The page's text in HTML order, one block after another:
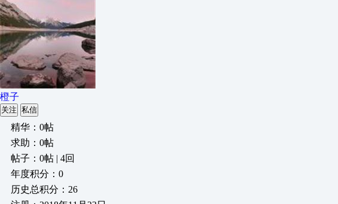
橙子
关注 私信
精华：0帖
求助：0帖
帖子：0帖 | 4回
年度积分：0
历史总积分：26